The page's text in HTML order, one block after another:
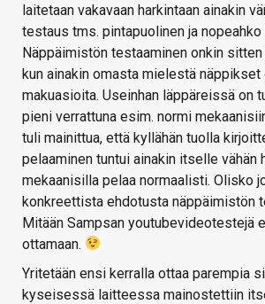
laitetaan vakavaan harkintaan ainakin
testaus tms. pintapuolinen ja
Näppäimistön testaaminen onkin sitten
kun ainakin omasta mielestä näppikset
makuasioita. Useinhan läppäreissä on
pieni verrattuna esim. normi
tuli mainittua, että kyllähän tuolla
pelaaminen tuntui ainakin itselle vähän
mekaanisilla pelaa normaalisti. Olisko
konkreettista ehdotusta näppäimistön
Mitään Sampsan youtubevideotestejä
ottamaan.
Yritetään ensi kerralla ottaa parempia
kyseisessä laitteessa mainostettiin